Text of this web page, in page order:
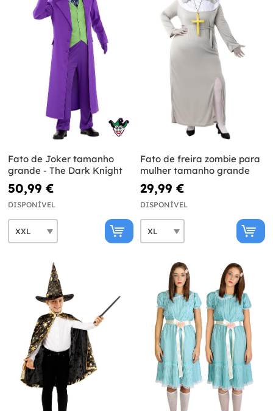
Fato de Joker tamanho
grande - The Dark Knight
50,99 €
DISPONÍVEL
Fato de freira zombie para
mulher tamanho grande
29,99 €
DISPONÍVEL